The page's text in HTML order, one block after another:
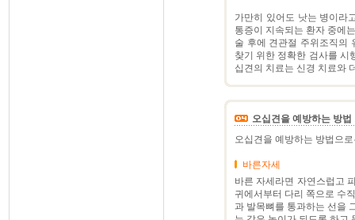
가만히 있어도 낫는 병이라
통증이 지속되는 환자 중에
술 후에 견관절 주위조직의
찾기 위한 정확한 검사를 시
십견의 치료는 신경 치료와
오십견을 예방하는 방법
오십견을 예방하는 방법으
바른자세
바른 자세라면 자연스럽고
귀에서부터 다리 쪽으로 수
과 발목뼈를 통과하는 선을